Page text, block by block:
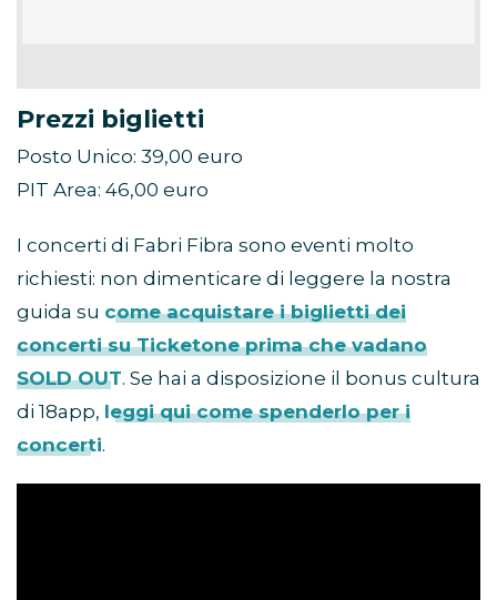
Prezzi biglietti
Posto Unico: 39,00 euro
PIT Area: 46,00 euro
I concerti di Fabri Fibra sono eventi molto
richiesti: non dimenticare di leggere la nostra
guida su come acquistare i biglietti dei
concerti su Ticketone prima che vadano
SOLD OUT. Se hai a disposizione il bonus cultura
di 18app, leggi qui come spenderlo per i
concerti.